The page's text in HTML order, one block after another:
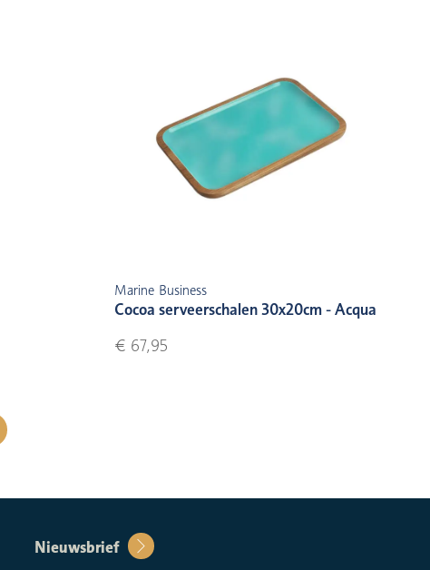
Marine Business
Cocoa serveerschalen 30x20cm - Acqua
€ 67,95
Nieuwsbrief